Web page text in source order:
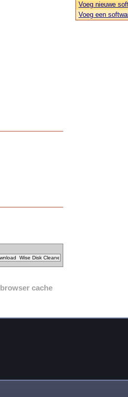
browser cache
Voeg nieuwe
Voeg een